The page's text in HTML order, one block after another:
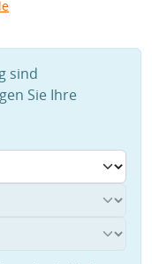
sind
Sie Ihre